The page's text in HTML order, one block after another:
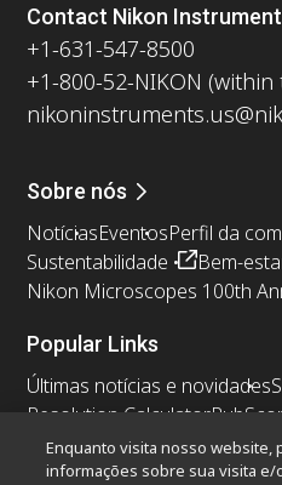
Contact Nikon
+1-631-547-8500
+1-800-52-NIKON (within
Sobre nós
NotíciasEventosPerfil da
Sustentabilidade
Bem-
Nikon Microscopes 100th
Popular Links
Últimas notícias e novidades
Resolution Calculator
Nikon Small World
Enquanto visita nosso website,
informações sobre sua visita